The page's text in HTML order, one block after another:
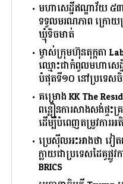
មហាសេដ្ឋីឥណ្ឌាវ័យ ៥៣
ទទួលមរណភាព ក្រោយត្
ឃ្មុំទិចមាត់
ម្ចាស់ក្រុមហ៊ុនតុក្កតា
ឈ្មោះជាកំពូលមហាសេដ្
បំផុតទី១០ នៅប្រទេស
គម្រោង KK The
ពន្លឿនការសាងសង់ផ្ទះ
ដើម្បីបំពេញតម្រូវការ
ប្រេស៊ីលអះអាងថា វៀ
ក្លាយជាប្រទេសដៃគូផ្លូវ
BRICS